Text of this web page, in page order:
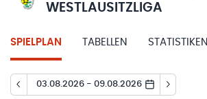
WESTLAUSITZLIGA
SPIELPLAN TABELLEN STATISTIKEN
03.08.2026 - 09.08.2026